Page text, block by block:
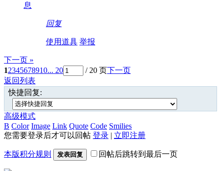
息
回复
使用道具 举报
下一页 »
12345678910... 20 / 20 页下一页
返回列表
快捷回复:
高级模式
B Color Image Link Quote Code Smilies
您需要登录后才可以回帖 登录 | 立即注册
本版积分规则 发表回复 回帖后跳转到最后一页